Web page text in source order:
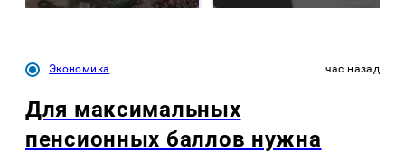
Экономика час назад
Для максимальных
пенсионных баллов нужна